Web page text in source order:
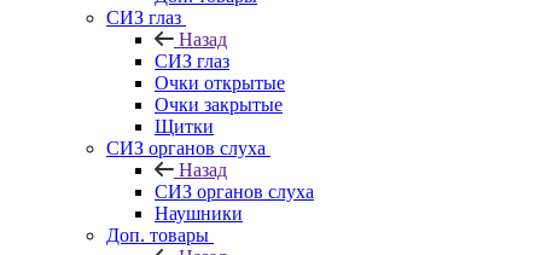
СИЗ глаз
Назад
СИЗ глаз
Очки открытые
Очки закрытые
Щитки
СИЗ органов слуха
Назад
СИЗ органов слуха
Наушники
Доп. товары